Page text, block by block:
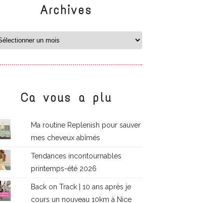
Archives
Ca vous a plu
Ma routine Replenish pour sauver
mes cheveux abîmés
Tendances incontournables
printemps-été 2026
Back on Track | 10 ans après je
cours un nouveau 10km à Nice